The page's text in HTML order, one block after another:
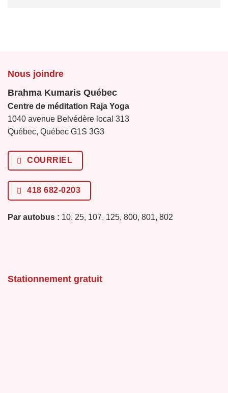
Nous joindre
Brahma Kumaris Québec
Centre de méditation Raja Yoga
1040 avenue Belvédère local 313
Québec, Québec G1S 3G3
COURRIEL
418 682-0203
Par autobus : 10, 25, 107, 125, 800, 801, 802
Stationnement gratuit